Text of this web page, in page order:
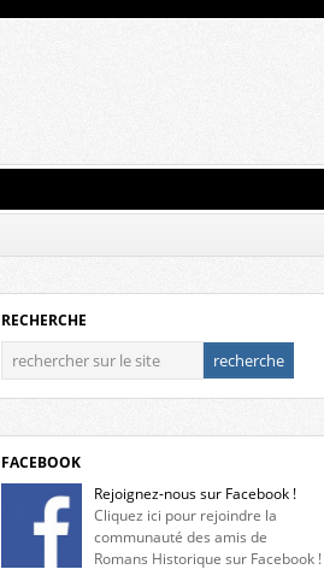
RECHERCHE
FACEBOOK
Rejoignez-nous sur Facebook !
Cliquez ici pour rejoindre la
communauté des amis de
Romans Historique sur Facebook !